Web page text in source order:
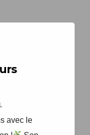
avec le
bonne santé"